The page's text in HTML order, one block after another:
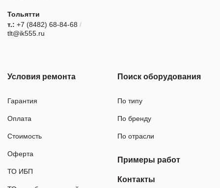
Тольятти
т.: +7 (8482) 68-84-68 /
tlt@ik555.ru
Условия ремонта
Гарантия
Оплата
Стоимость
Оферта
ТО ИБП
Поиск оборудования
По типу
По бренду
По отрасли
Примеры работ
Контакты